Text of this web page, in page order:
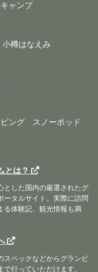
ャンプ
小樽はなえみ
ピング スノーポッド
とは？
とした国内の厳選されたグ
ータルサイト。実際に訪問
る体験記、観光情報も満
スペックなどからグランピ
行っていただけます。